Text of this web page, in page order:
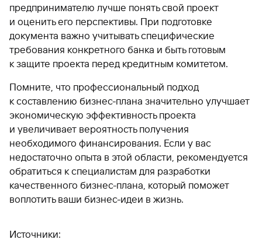
предпринимателю лучше понять свой проект
и оценить его перспективы. При подготовке
документа важно учитывать специфические
требования конкретного банка и быть готовым
к защите проекта перед кредитным комитетом.
Помните, что профессиональный подход
к составлению бизнес-плана значительно улучшает
экономическую эффективность проекта
и увеличивает вероятность получения
необходимого финансирования. Если у вас
недостаточно опыта в этой области, рекомендуется
обратиться к специалистам для разработки
качественного бизнес-плана, который поможет
воплотить ваши бизнес-идеи в жизнь.
Источники: